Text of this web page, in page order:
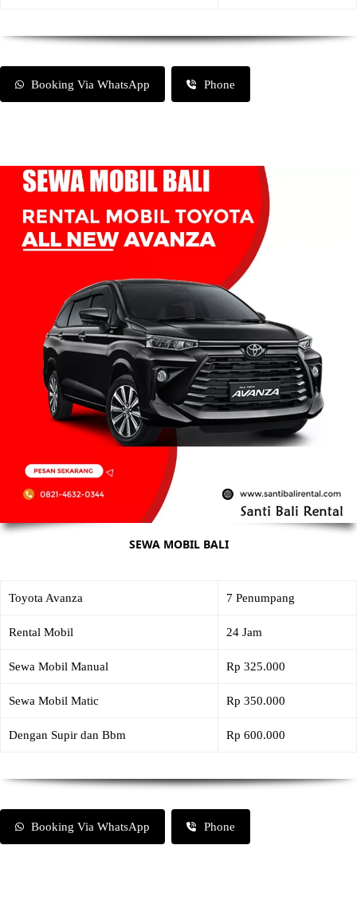
Booking Via WhatsApp Phone
SEWA MOBIL BALI
Toyota Avanza 7 Penumpang
Rental Mobil 24 Jam
Sewa Mobil Manual Rp 325.000
Sewa Mobil Matic Rp 350.000
Dengan Supir dan Bbm Rp 600.000
Booking Via WhatsApp Phone